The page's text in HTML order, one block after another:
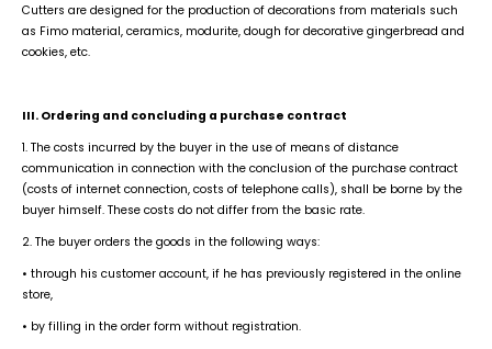
Cutters are designed for the production of decorations from materials such
as Fimo material, ceramics, modurite, dough for decorative gingerbread and
cookies, etc.
III. Ordering and concluding a purchase contract
1. The costs incurred by the buyer in the use of means of distance
communication in connection with the conclusion of the purchase contract
(costs of internet connection, costs of telephone calls), shall be borne by the
buyer himself. These costs do not differ from the basic rate.
2. The buyer orders the goods in the following ways:
• through his customer account, if he has previously registered in the online
store,
• by filling in the order form without registration.